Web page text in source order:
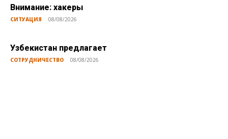
Внимание: хакеры
СИТУАЦИЯ 08/08/2026
Узбекистан предлагает
СОТРУДНИЧЕСТВО 08/08/2026